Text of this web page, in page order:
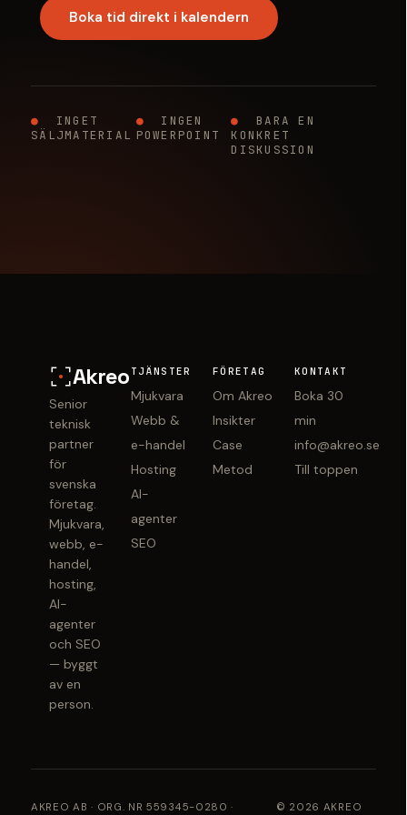
Boka tid direkt i kalendern
● INGET
SÄLJMATERIAL
● INGEN
POWERPOINT
● BARA EN
KONKRET
DISKUSSION
Akreo
Senior
teknisk
partner
för
svenska
företag.
Mjukvara,
webb, e-
handel,
hosting,
AI-
agenter
och SEO
— byggt
av en
person.
TJÄNSTER
Mjukvara
Webb &
e-handel
Hosting
AI-
agenter
SEO
FÖRETAG
Om Akreo
Insikter
Case
Metod
KONTAKT
Boka 30
min
info@akreo.se
Till toppen
AKREO AB · ORG. NR 559345-0280 ·
© 2026 AKREO